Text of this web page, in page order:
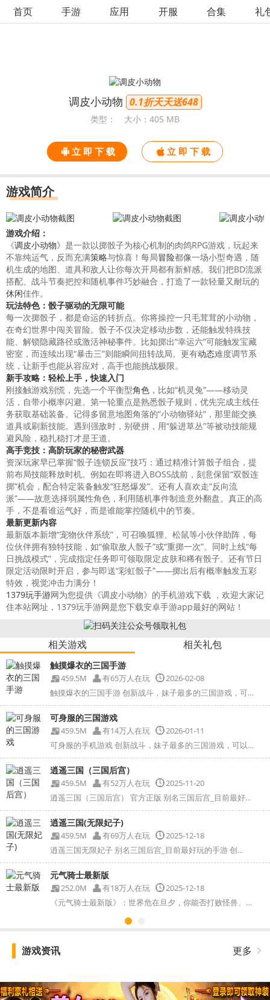
首页 手游 应用 开服 合集 礼
调皮小动物 0.1折天天送648
类型： 大小：405 MB
立 即 下 载 立 即 下 载
游戏简介
游戏介绍：
《调皮小动物》是一款以掷骰子为核心机制的肉鸽RPG游戏，玩起来
不靠纯运气，反而充满策略与惊喜！每局冒险都像一场小型奇遇，随
机生成的地图、道具和敌人让你每次开局都有新鲜感。我们把BD流派
搭配、战斗节奏把控和随机事件巧妙融合，打造了一款轻量又耐玩的
休闲佳作。
玩法特色：骰子驱动的无限可能
每一次掷骰子，都是命运的转折点。你将操控一只毛茸茸的小动物，
在奇幻世界中闯关冒险。骰子不仅决定移动步数，还能触发特殊技
能、解锁隐藏路径或激活神秘事件。比如掷出“幸运六”可能触发宝藏
密室，而连续出现“暴击三”则能瞬间扭转战局。更有动态难度调节系
统，让新手也能从容应对，高手也能挑战极限。
新手攻略 ：轻松上手，快速入门
刚接触游戏别慌，先选一个平衡型角色 ，比如“机灵兔”——移动灵
活，自带小概率闪避。第一轮重点是熟悉骰子规则，优先完成主线任
务获取基础装备。记得多留意地图角落的“小动物驿站”，那里能交换
道具或刷新技能。遇到强敌时，别硬拼，用“躲进草丛”等被动技能规
避风险，稳扎稳打才是王道。
高手竞技 ：高阶玩家的秘密武器
资深玩家早已掌握“骰子连锁反应”技巧：通过精准计算骰子组合，提
前布局技能释放时机。例如在即将进入BOSS战前，刻意保留“双骰连
掷”机会，配合特定装备触发“狂怒爆发”。还有人喜欢走“反向流
派”——故意选择弱属性角色，利用随机事件制造意外翻盘。真正的高
手，不是看谁运气好，而是谁能掌控随机中的节奏。
最新更新内容
最新版本新增“宠物伙伴系统”，可召唤狐狸、松鼠等小伙伴助阵，每
位伙伴拥有独特技能，如“偷取敌人骰子”或“重掷一次”。同时上线“每
日挑战模式”，完成指定任务即可领取限定皮肤和稀有骰子。还有节日
限定活动限时开启，参与即送“彩虹骰子”——掷出后有概率触发五彩
特效，视觉冲击力满分！
1379玩手游网为您提供《调皮小动物》的手机游戏下载 ，欢迎大家记
住本站网址，1379玩手游网是您下载安卓手游app最好的网站！
相关游戏 相关礼包
触摸爆衣的三国手游
459.5M 有65万人在玩
2026-02-08
触摸爆衣的三国手游 创新战斗，妹子最多的三国游戏，可以...
可身服的三国游戏
459.5M 有14万人在玩
2026-01-11
可身服的手机游戏 创新战斗，妹子最多的三国游戏，可以在...
逍遥三国（三国后宫）
459.5M 有52万人在玩
2025-11-20
逍遥三国（三国后宫） 官方正版 别名三国后宫_目前最好玩...
逍遥三国(无限妃子)
459.5M 有69万人在玩
2025-12-18
逍遥三国无限妃子 别名三国后宫_目前最好玩的手游 创...
元气骑士最新版
252.0M 有18万人在玩
2025-12-18
《元气骑士最新版》：世界危在旦夕，你能否打败怪兽、守护...
游戏资讯 更多